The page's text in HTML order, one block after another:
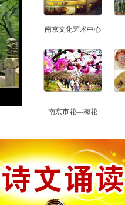
南京文化艺术中心
南京市花—梅花